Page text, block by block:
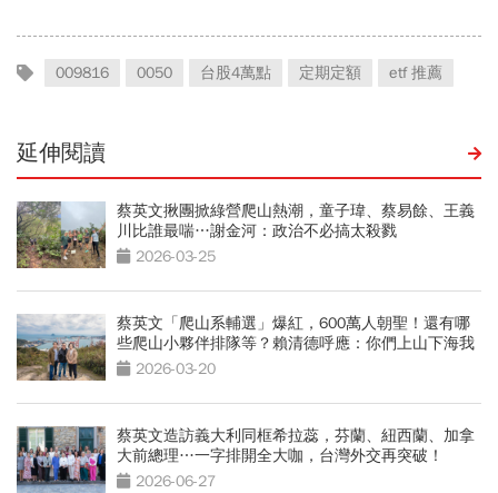
009816 0050 台股4萬點 定期定額 etf 推薦
延伸閱讀
蔡英文揪團掀綠營爬山熱潮，童子瑋、蔡易餘、王義
川比誰最喘…謝金河：政治不必搞太殺戮
2026-03-25
蔡英文「爬山系輔選」爆紅，600萬人朝聖！還有哪
些爬山小夥伴排隊等？賴清德呼應：你們上山下海我
來 2026-03-20
蔡英文造訪義大利同框希拉蕊，芬蘭、紐西蘭、加拿
大前總理…一字排開全大咖，台灣外交再突破！
2026-06-27